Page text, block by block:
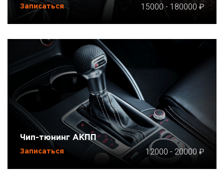
Записаться 15000- 180000
Чип-тюнинг АКПП
Записаться 12000 - 20000